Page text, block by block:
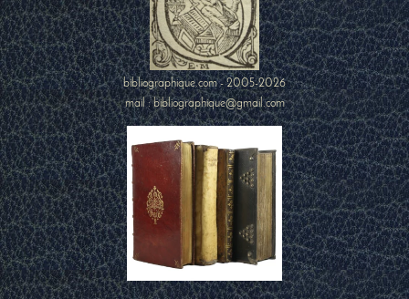
bibliographique.com - 2005-2026
mail : bibliographique@gmail.com